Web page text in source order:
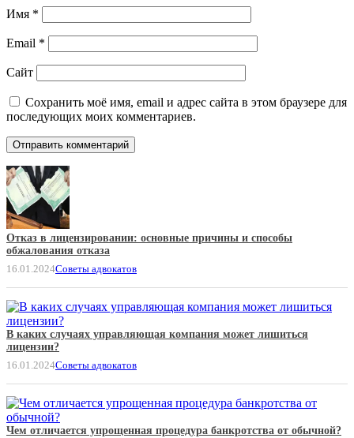
Имя *
Email *
Сайт
Сохранить моё имя, email и адрес сайта в этом браузере для
последующих моих комментариев.
Отказ в лицензировании: основные причины и способы
обжалования отказа
16.01.2024Советы адвокатов
В каких случаях управляющая компания может лишиться
лицензии?
16.01.2024Советы адвокатов
Чем отличается упрощенная процедура банкротства от обычной?